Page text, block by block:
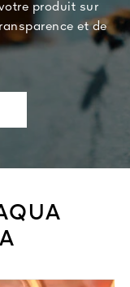
produit sur
et de